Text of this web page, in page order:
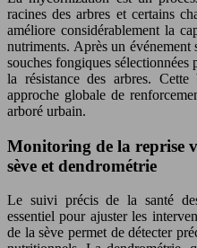
racines des arbres et certains
améliore considérablement la
nutriments. Après un événement
souches fongiques sélectionnées
la résistance des arbres.
approche globale de
arboré urbain.
Monitoring de la reprise
sève et dendrométrie
Le suivi précis de la santé
essentiel pour ajuster les
de la sève permet de détecter